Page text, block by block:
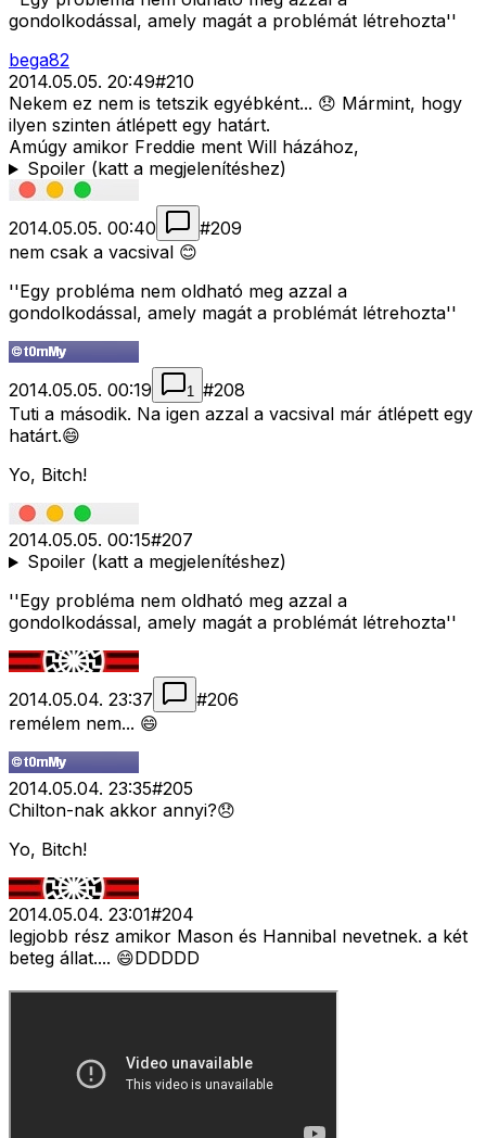
gondolkodással, amely magát a problémát létrehozta''
bega82
2014.05.05. 20:49#210
Nekem ez nem is tetszik egyébként... 😞 Mármint, hogy
ilyen szinten átlépett egy határt.
Amúgy amikor Freddie ment Will házához,
Spoiler (katt a megjelenítéshez)
2014.05.05. 00:40 #209
nem csak a vacsival 😊
''Egy probléma nem oldható meg azzal a
gondolkodással, amely magát a problémát létrehozta''
2014.05.05. 00:19 1 #208
Tuti a második. Na igen azzal a vacsival már átlépett egy
határt.😄
Yo, Bitch!
2014.05.05. 00:15#207
Spoiler (katt a megjelenítéshez)
''Egy probléma nem oldható meg azzal a
gondolkodással, amely magát a problémát létrehozta''
2014.05.04. 23:37 #206
remélem nem... 😄
2014.05.04. 23:35#205
Chilton-nak akkor annyi?😞
Yo, Bitch!
2014.05.04. 23:01#204
legjobb rész amikor Mason és Hannibal nevetnek. a két
beteg állat.... 😄DDDDD